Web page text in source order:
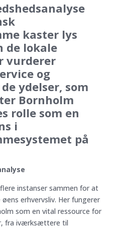
kaster lys
de lokale
vurderer
og
ydelser, som
Bornholm
rolle som en
i
på
instanser sammen for at
erhvervsliv. Her fungerer
som en vital ressource for
fra iværksættere til